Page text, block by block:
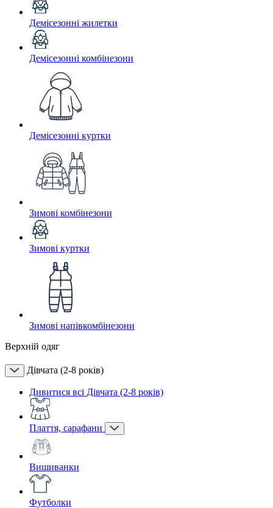
Демісезонні жилетки
Демісезонні комбінезони
Демісезонні куртки
Зимові комбінезони
Зимові куртки
Зимові напівкомбінезони
Верхній одяг
Дівчата (2-8 років)
Дивитися всі Дівчата (2-8 років)
Плаття, сарафани
Вишиванки
Футболки